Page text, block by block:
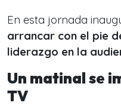
En esta jornada
arrancar con el pie
liderazgo en la
Un matinal se
TV